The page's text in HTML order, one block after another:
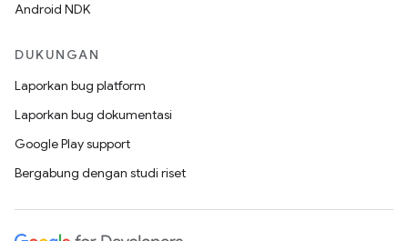
Android NDK
DUKUNGAN
Laporkan bug platform
Laporkan bug dokumentasi
Google Play support
Bergabung dengan studi riset